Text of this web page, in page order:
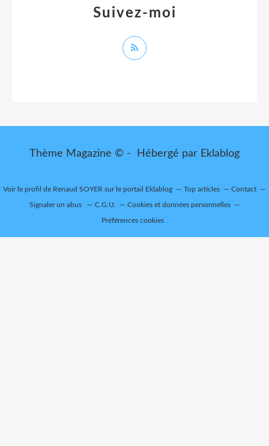
Suivez-moi
Thème Magazine © - Hébergé par Eklablog
Voir le profil de Renaud SOYER sur le portail Eklablog Top articles Contact
Signaler un abus C.G.U. Cookies et données personnelles
Préférences cookies